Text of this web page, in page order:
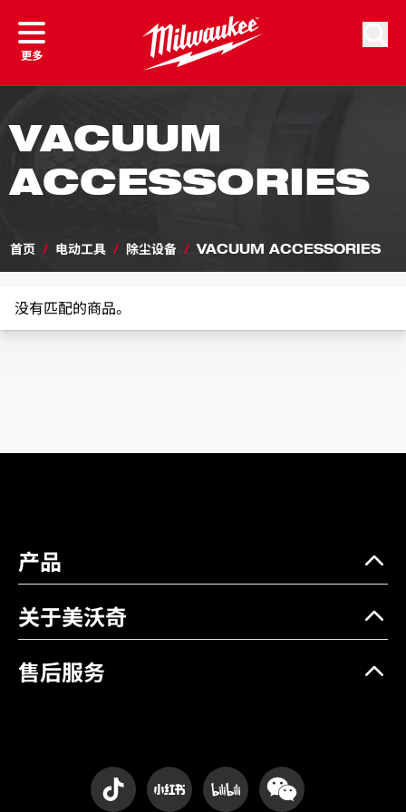
更多
VACUUM
ACCESSORIES
首页 / 电动工具 / 除尘设备 / VACUUM ACCESSORIES
没有匹配的商品。
产品
关于美沃奇
售后服务